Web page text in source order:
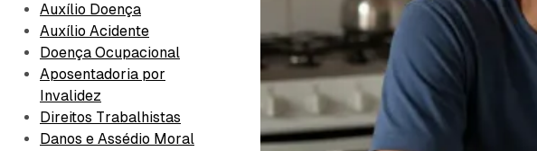
Auxílio Doença
Auxílio Acidente
Doença Ocupacional
Aposentadoria por
Invalidez
Direitos Trabalhistas
Danos e Assédio Moral